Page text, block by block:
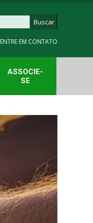
ENTRE EM CONTATO
ASSOCIE-
SE